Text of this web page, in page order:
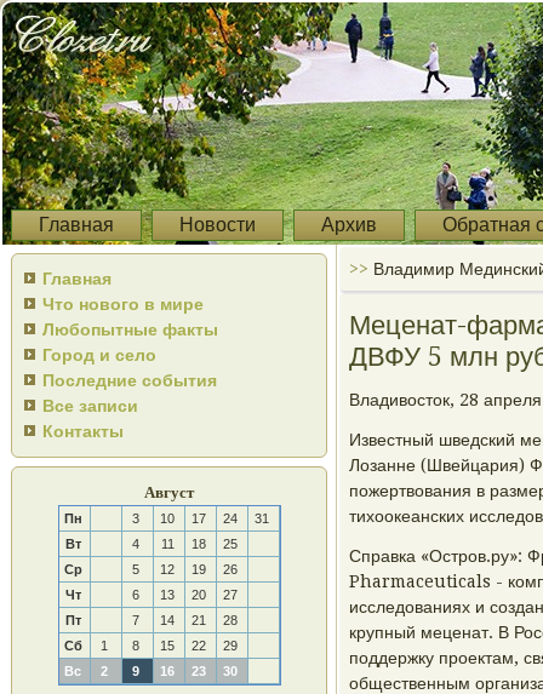
Главная Новости Архив Обратная
Главная
Что нового в мире
Любопытные факты
Город и село
Последние события
Все записи
Контакты
Август
Пн 3 10 17 24
31
Вт
4 11 18
25
Ср
5 12 19
26
Чт
6 13 20
27
Пт
7 14 21
28
Сб
1 8 15 22
29
Вс
2 9 16 23 30
>> Владимир
Меценат-
ДВФУ 5 млн
Владивосток, 28
Известный шведский
Лозанне (Швейцария)
пожертвования в
тихоокеанских
Справка «Остров.ру»:
Pharmaceuticals -
исследованиях и
крупный меценат. В
поддержку проектам,
общественным